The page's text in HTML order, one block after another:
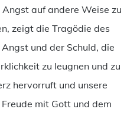
auf andere Weise zu
zeigt die Tragödie des
und der Schuld, die
zu leugnen und zu
hervorruft und unsere
mit Gott und dem